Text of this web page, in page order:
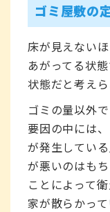
ゴミ屋敷の
床が見えない
あがってる状
状態だと考えら
ゴミの量以外
要因の中には
が発生してい
が悪いのはも
ことによって
家が散らかっ